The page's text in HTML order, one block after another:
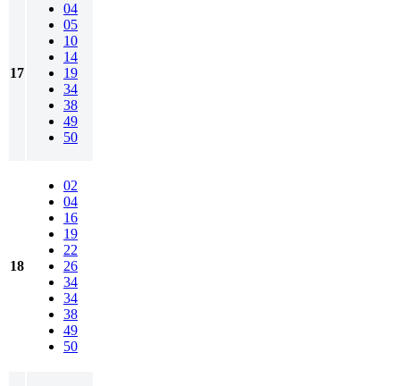
17
04
05
10
14
19
34
38
49
50
18
02
04
16
19
22
26
34
34
38
49
50